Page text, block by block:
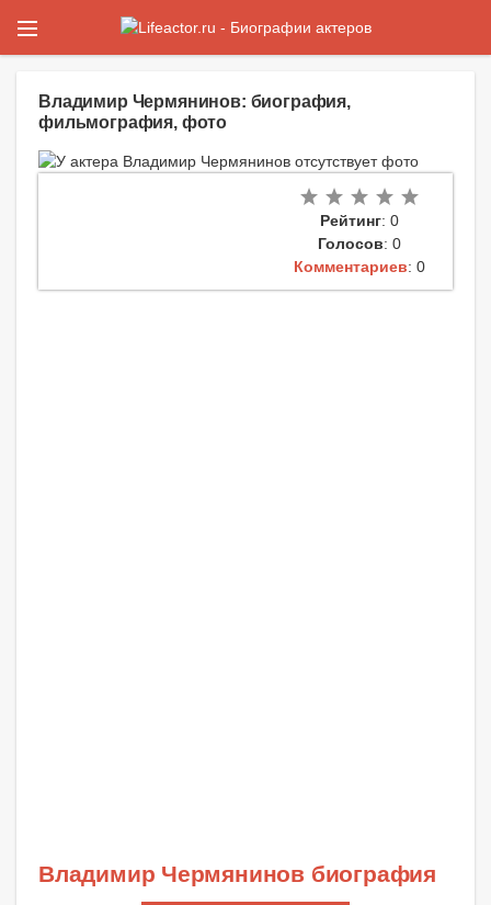
Владимир Чермянинов: биография,
фильмография, фото
Рейтинг: 0
Голосов: 0
Комментариев: 0
Владимир Чермянинов биография